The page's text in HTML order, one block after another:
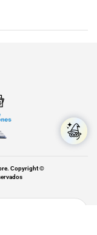
Copyright ©